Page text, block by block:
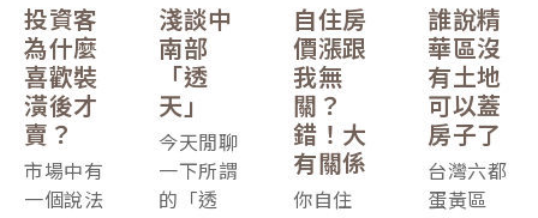
投資客
為什麼
喜歡裝
潢後才
賣？
市場中有
一個說法
淺談中
南部
「透
天」
今天閒聊
一下所謂
的「透
自住房
價漲跟
我無
關？
錯！大
有關係
你自住
誰說精
華區沒
有土地
可以蓋
房子了
台灣六都
蛋黃區